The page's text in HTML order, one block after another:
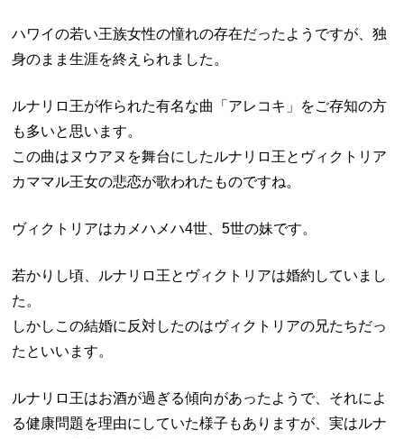
ハワイの若い王族女性の憧れの存在だったようですが、独
身のまま生涯を終えられました。
ルナリロ王が作られた有名な曲「アレコキ」をご存知の方
も多いと思います。
この曲はヌウアヌを舞台にしたルナリロ王とヴィクトリア
カママル王女の悲恋が歌われたものですね。
ヴィクトリアはカメハメハ4世、5世の妹です。
若かりし頃、ルナリロ王とヴィクトリアは婚約していまし
た。
しかしこの結婚に反対したのはヴィクトリアの兄たちだっ
たといいます。
ルナリロ王はお酒が過ぎる傾向があったようで、それによ
る健康問題を理由にしていた様子もありますが、実はルナ